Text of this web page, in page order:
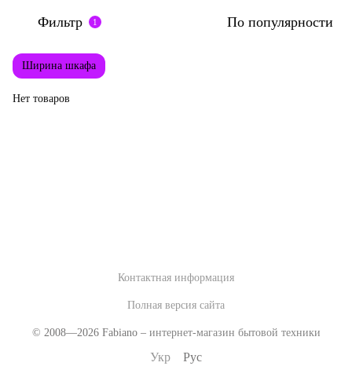
Фильтр 1 По популярности
Ширина шкафа
Нет товаров
Контактная информация
Полная версия сайта
© 2008—2026 Fabiano – интернет-магазин бытовой техники
Укр Рус